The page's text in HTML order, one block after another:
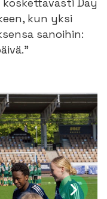
kun yksi
sanoihin: